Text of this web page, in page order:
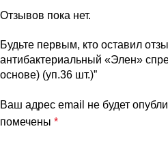
Отзывов пока нет.
Будьте первым, кто оставил
антибактериальный «Элен»
основе) (уп.36 шт.)”
Ваш адрес email не будет
помечены *